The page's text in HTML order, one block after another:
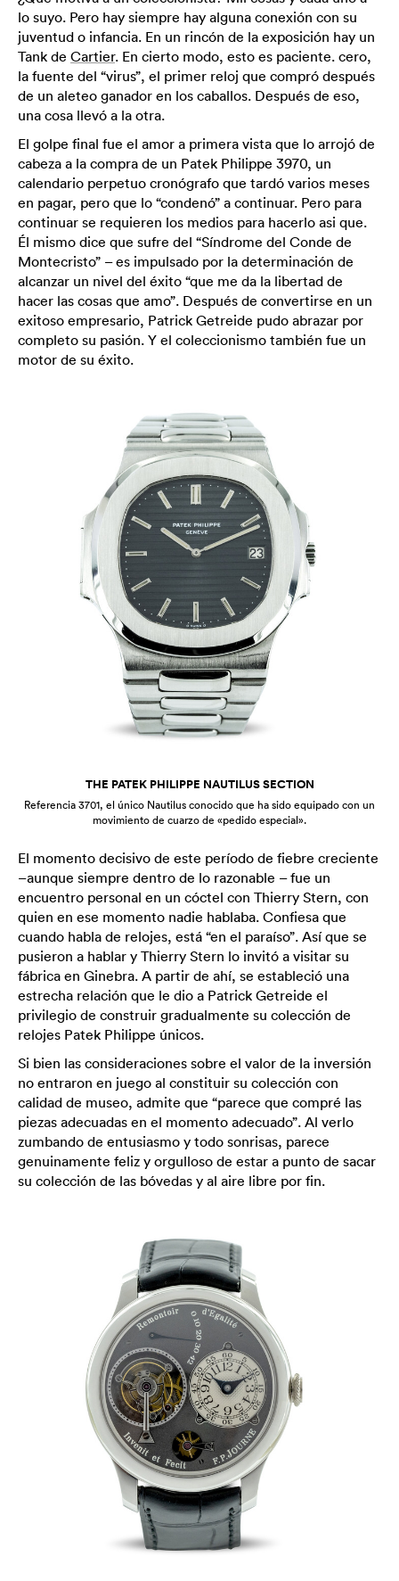
lo suyo. Pero hay siempre hay alguna conexión con su
juventud o infancia. En un rincón de la exposición hay un
Tank de Cartier. En cierto modo, esto es paciente. cero,
la fuente del “virus”, el primer reloj que compró después
de un aleteo ganador en los caballos. Después de eso,
una cosa llevó a la otra.
El golpe final fue el amor a primera vista que lo arrojó de
cabeza a la compra de un Patek Philippe 3970, un
calendario perpetuo cronógrafo que tardó varios meses
en pagar, pero que lo “condenó” a continuar. Pero para
continuar se requieren los medios para hacerlo asi que.
Él mismo dice que sufre del “Síndrome del Conde de
Montecristo” – es impulsado por la determinación de
alcanzar un nivel del éxito “que me da la libertad de
hacer las cosas que amo”. Después de convertirse en un
exitoso empresario, Patrick Getreide pudo abrazar por
completo su pasión. Y el coleccionismo también fue un
motor de su éxito.
THE PATEK PHILIPPE NAUTILUS SECTION
Referencia 3701, el único Nautilus conocido que ha sido equipado con un
movimiento de cuarzo de «pedido especial».
El momento decisivo de este período de fiebre creciente
–aunque siempre dentro de lo razonable – fue un
encuentro personal en un cóctel con Thierry Stern, con
quien en ese momento nadie hablaba. Confiesa que
cuando habla de relojes, está “en el paraíso”. Así que se
pusieron a hablar y Thierry Stern lo invitó a visitar su
fábrica en Ginebra. A partir de ahí, se estableció una
estrecha relación que le dio a Patrick Getreide el
privilegio de construir gradualmente su colección de
relojes Patek Philippe únicos.
Si bien las consideraciones sobre el valor de la inversión
no entraron en juego al constituir su colección con
calidad de museo, admite que “parece que compré las
piezas adecuadas en el momento adecuado”. Al verlo
zumbando de entusiasmo y todo sonrisas, parece
genuinamente feliz y orgulloso de estar a punto de sacar
su colección de las bóvedas y al aire libre por fin.